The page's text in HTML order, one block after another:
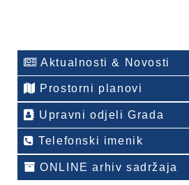
Aktualnosti & Novosti
Prostorni planovi
Upravni odjeli Grada
Telefonski imenik
ONLINE arhiv sadržaja